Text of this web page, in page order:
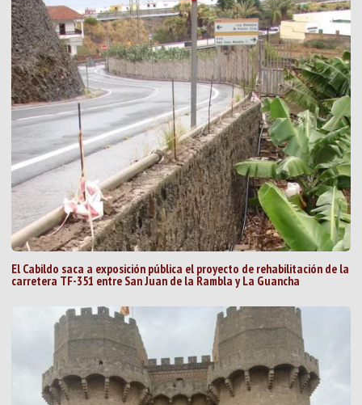
El Cabildo saca a exposición pública el proyecto de rehabilitación de la
carretera TF-351 entre San Juan de la Rambla y La Guancha